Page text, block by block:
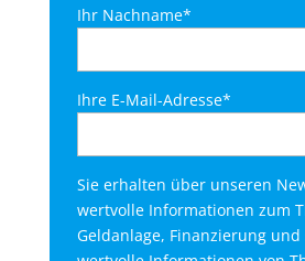
Ihr Nachname*
Ihre E-Mail-Adresse*
Sie erhalten über unseren
wertvolle Informationen zum
Geldanlage, Finanzierung und